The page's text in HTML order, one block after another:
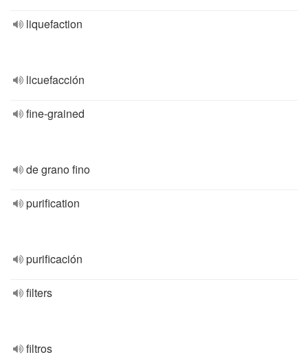
liquefaction
licuefacción
fine-grained
de grano fino
purification
purificación
filters
filtros